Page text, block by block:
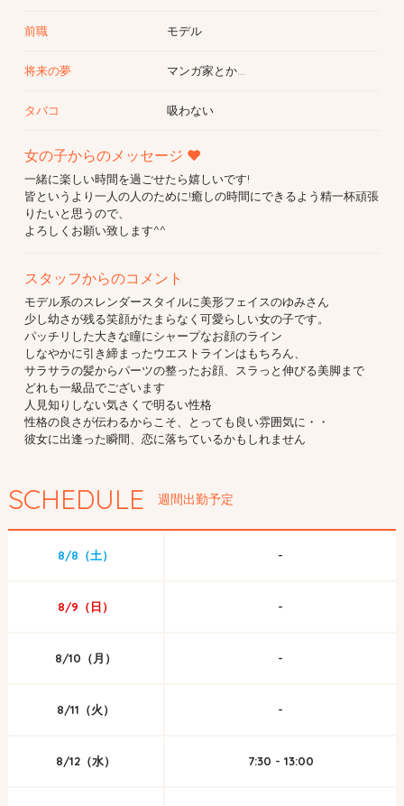
前職 モデル
将来の夢 マンガ家とか…
タバコ 吸わない
女の子からのメッセージ ♥
一緒に楽しい時間を過ごせたら嬉しいです!
皆というより一人の人のために!癒しの時間にできるよう精一杯頑張
りたいと思うので、
よろしくお願い致します^^
スタッフからのコメント
モデル系のスレンダースタイルに美形フェイスのゆみさん
少し幼さが残る笑顔がたまらなく可愛らしい女の子です。
パッチリした大きな瞳にシャープなお顔のライン
しなやかに引き締まったウエストラインはもちろん、
サラサラの髪からパーツの整ったお顔、スラっと伸びる美脚まで
どれも一級品でございます
人見知りしない気さくで明るい性格
性格の良さが伝わるからこそ、とっても良い雰囲気に・・
彼女に出逢った瞬間、恋に落ちているかもしれません
SCHEDULE 週間出勤予定
8/8（土） -
8/9（日） -
8/10（月） -
8/11（火） -
8/12（水） 7:30 - 13:00